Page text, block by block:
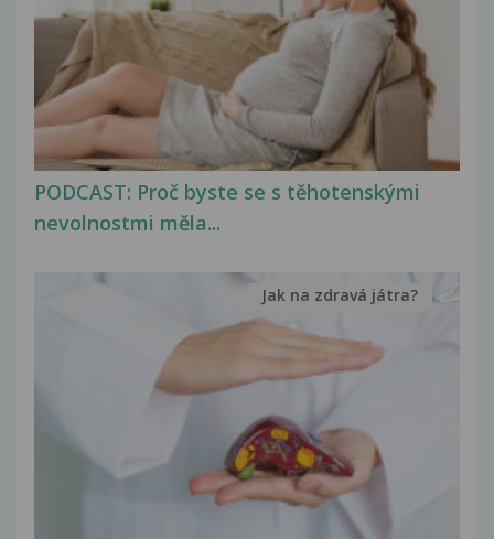
PODCAST: Proč byste se s těhotenskými
nevolnostmi měla...
Jak na zdravá játra?